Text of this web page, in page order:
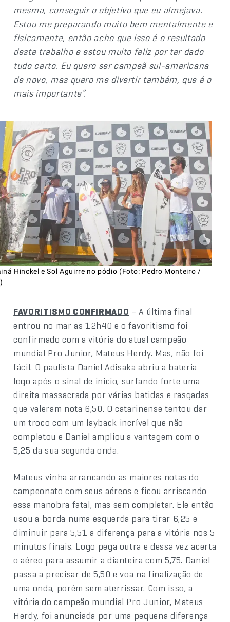
mesma, conseguir o objetivo que eu almejava.
Estou me preparando muito bem mentalmente e
fisicamente, então acho que isso é o resultado
deste trabalho e estou muito feliz por ter dado
tudo certo. Eu quero ser campeã sul-americana
de novo, mas quero me divertir também, que é o
mais importante”.
Hinckel e Sol Aguirre no pódio (Foto: Pedro Monteiro /
FAVORITISMO CONFIRMADO – A última final
entrou no mar as 12h40 e o favoritismo foi
confirmado com a vitória do atual campeão
mundial Pro Junior, Mateus Herdy. Mas, não foi
fácil. O paulista Daniel Adisaka abriu a bateria
logo após o sinal de início, surfando forte uma
direita massacrada por várias batidas e rasgadas
que valeram nota 6,50. O catarinense tentou dar
um troco com um layback incrível que não
completou e Daniel ampliou a vantagem com o
5,25 da sua segunda onda.
Mateus vinha arrancando as maiores notas do
campeonato com seus aéreos e ficou arriscando
essa manobra fatal, mas sem completar. Ele então
usou a borda numa esquerda para tirar 6,25 e
diminuir para 5,51 a diferença para a vitória nos 5
minutos finais. Logo pega outra e dessa vez acerta
o aéreo para assumir a dianteira com 5,75. Daniel
passa a precisar de 5,50 e voa na finalização de
uma onda, porém sem aterrissar. Com isso, a
vitória do campeão mundial Pro Junior, Mateus
Herdy, foi anunciada por uma pequena diferença